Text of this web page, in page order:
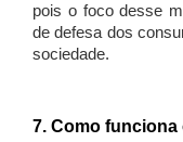
pois o foco desse
de defesa dos
sociedade.
7. Como